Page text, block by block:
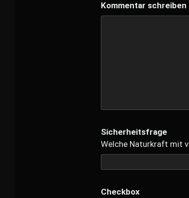
Kommentar schreiben
Sicherheitsfrage
Welche Naturkraft mit
Checkbox